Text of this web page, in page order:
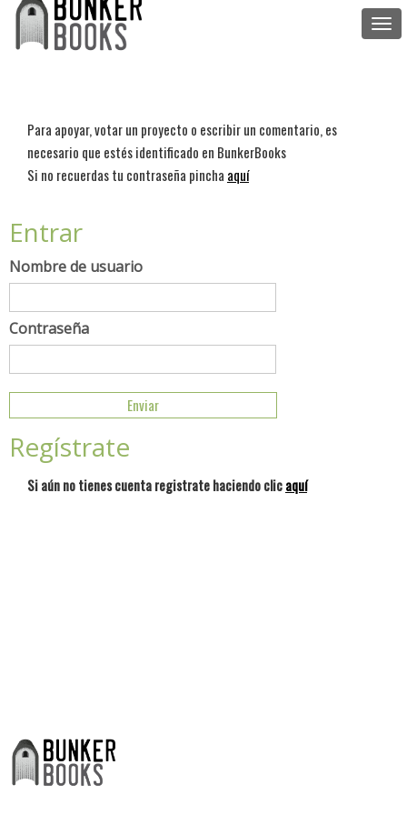
Para apoyar, votar un proyecto o escribir un comentario, es
necesario que estés identificado en BunkerBooks
Si no recuerdas tu contraseña pincha aquí
Entrar
Nombre de usuario
Contraseña
Regístrate
Si aún no tienes cuenta registrate haciendo clicaquí